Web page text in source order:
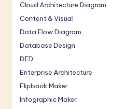
Cloud Architecture Diagram
Content & Visual
Data Flow Diagram
Database Design
DFD
Enterprise Architecture
Flipbook Maker
Infographic Maker